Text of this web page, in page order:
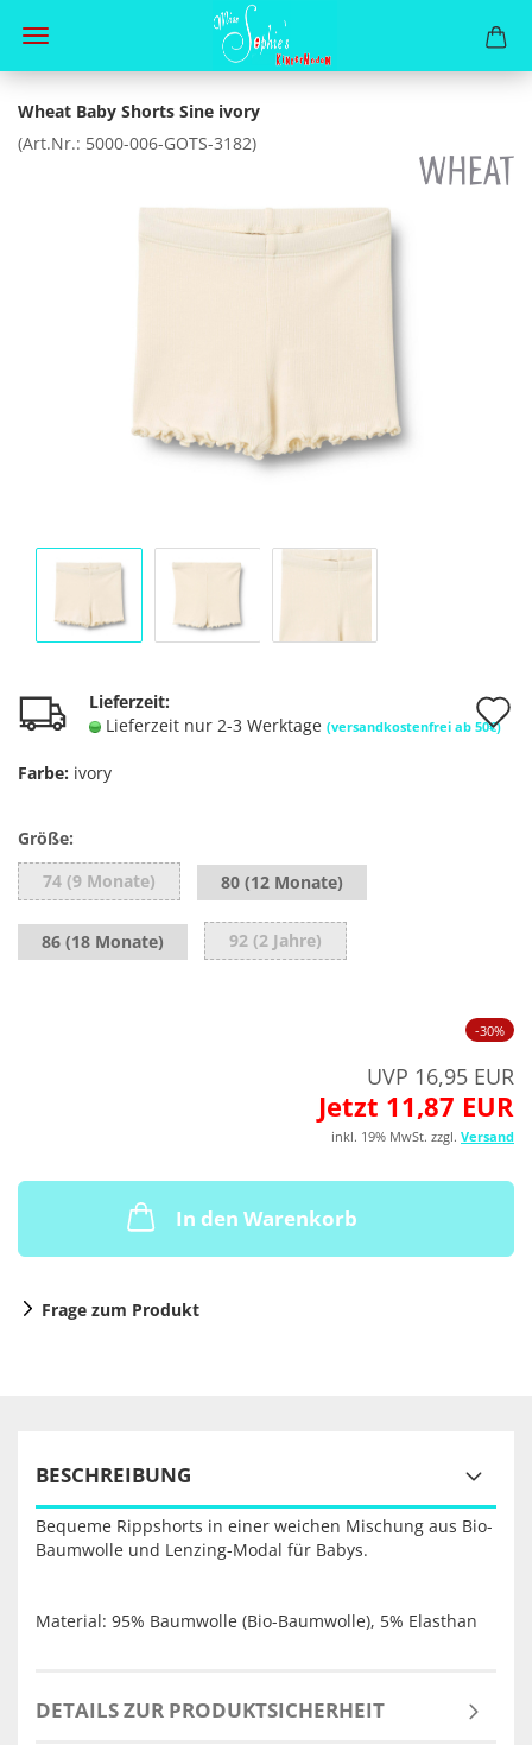
Wheat Baby Shorts Sine ivory
(Art.Nr.: 5000-006-GOTS-3182)
Lieferzeit:
Lieferzeit nur 2-3 Werktage (versandkostenfrei ab 50€)
Farbe: ivory
Größe:
74 (9 Monate)
80 (12 Monate)
86 (18 Monate) 92 (2 Jahre)
-30%
UVP 16,95 EUR
Jetzt 11,87 EUR
inkl. 19% MwSt. zzgl. Versand
In den Warenkorb
Frage zum Produkt
BESCHREIBUNG
Bequeme Rippshorts in einer weichen Mischung aus Bio-
Baumwolle und Lenzing-Modal für Babys.
Material: 95% Baumwolle (Bio-Baumwolle), 5% Elasthan
DETAILS ZUR PRODUKTSICHERHEIT